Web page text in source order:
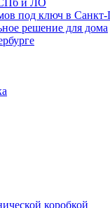
под ключ в Санкт-
решение для дома
коробкой